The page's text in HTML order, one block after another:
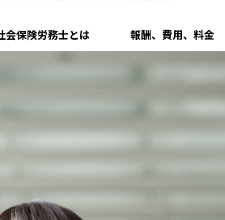
会保険労務士とは 報酬、費用、料金